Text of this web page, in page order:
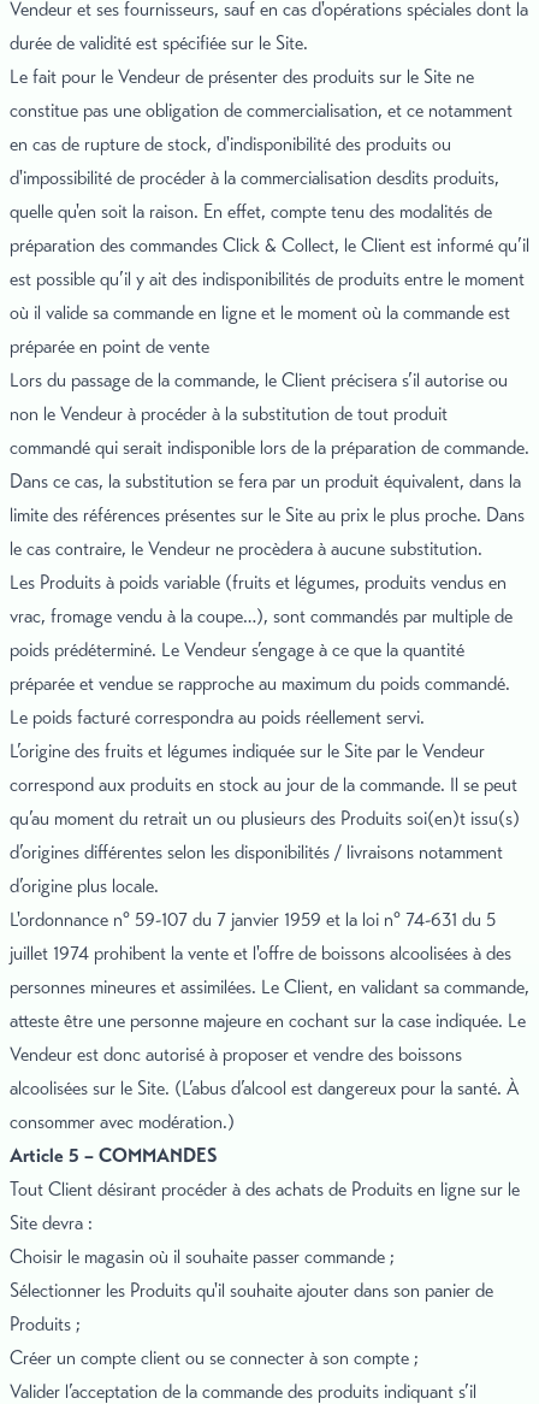
Vendeur et ses fournisseurs, sauf en cas d'opérations spéciales dont la
durée de validité est spécifiée sur le Site.
Le fait pour le Vendeur de présenter des produits sur le Site ne
constitue pas une obligation de commercialisation, et ce notamment
en cas de rupture de stock, d'indisponibilité des produits ou
d'impossibilité de procéder à la commercialisation desdits produits,
quelle qu'en soit la raison. En effet, compte tenu des modalités de
préparation des commandes Click & Collect, le Client est informé qu’il
est possible qu’il y ait des indisponibilités de produits entre le moment
où il valide sa commande en ligne et le moment où la commande est
préparée en point de vente
Lors du passage de la commande, le Client précisera s’il autorise ou
non le Vendeur à procéder à la substitution de tout produit
commandé qui serait indisponible lors de la préparation de commande.
Dans ce cas, la substitution se fera par un produit équivalent, dans la
limite des références présentes sur le Site au prix le plus proche. Dans
le cas contraire, le Vendeur ne procèdera à aucune substitution.
Les Produits à poids variable (fruits et légumes, produits vendus en
vrac, fromage vendu à la coupe…), sont commandés par multiple de
poids prédéterminé. Le Vendeur s’engage à ce que la quantité
préparée et vendue se rapproche au maximum du poids commandé.
Le poids facturé correspondra au poids réellement servi.
L’origine des fruits et légumes indiquée sur le Site par le Vendeur
correspond aux produits en stock au jour de la commande. Il se peut
qu’au moment du retrait un ou plusieurs des Produits soi(en)t issu(s)
d’origines différentes selon les disponibilités / livraisons notamment
d’origine plus locale.
L'ordonnance n° 59-107 du 7 janvier 1959 et la loi n° 74-631 du 5
juillet 1974 prohibent la vente et l'offre de boissons alcoolisées à des
personnes mineures et assimilées. Le Client, en validant sa commande,
atteste être une personne majeure en cochant sur la case indiquée. Le
Vendeur est donc autorisé à proposer et vendre des boissons
alcoolisées sur le Site. (L’abus d’alcool est dangereux pour la santé. À
consommer avec modération.)
Article 5 – COMMANDES
Tout Client désirant procéder à des achats de Produits en ligne sur le
Site devra :
Choisir le magasin où il souhaite passer commande ;
Sélectionner les Produits qu'il souhaite ajouter dans son panier de
Produits ;
Créer un compte client ou se connecter à son compte ;
Valider l’acceptation de la commande des produits indiquant s’il